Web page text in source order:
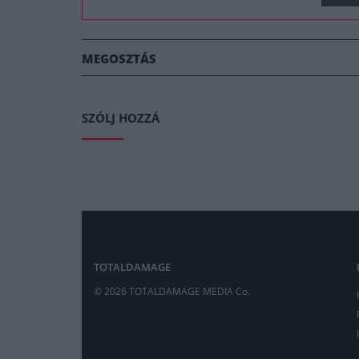
MEGOSZTÁS
SZÓLJ HOZZÁ
TOTALDAMAGE
© 2026 TOTALDAMAGE MEDIA Co.